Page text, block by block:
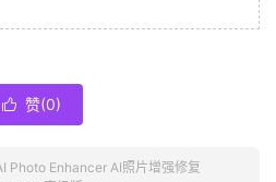
 赞(0)
Photo Enhancer AI照片增强修复